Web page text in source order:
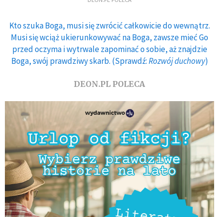
Kto szuka Boga, musi się zwrócić całkowicie do wewnątrz.
Musi się wciąż ukierunkowywać na Boga, zawsze mieć Go
przed oczyma i wytrwale zapominać o sobie, aż znajdzie
Boga, swój prawdziwy skarb. (Sprawdź:Rozwój duchowy)
DEON.PL POLECA